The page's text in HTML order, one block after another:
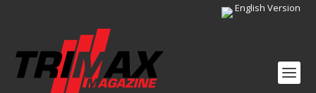
English Version